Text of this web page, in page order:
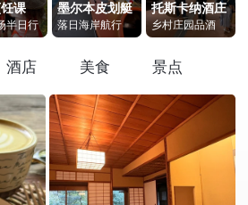
课
半日行
墨尔本皮划艇
落日海岸航行
托斯卡纳酒庄
乡村庄园品酒
酒店 美食 景点